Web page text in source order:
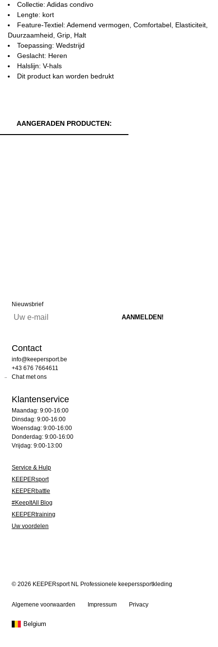
Collectie: Adidas condivo
Lengte: kort
Feature-Textiel: Ademend vermogen, Comfortabel, Elasticiteit,
Duurzaamheid, Grip, Halt
Toepassing: Wedstrijd
Geslacht: Heren
Halslijn: V-hals
Dit product kan worden bedrukt
AANGERADEN PRODUCTEN:
Nieuwsbrief
Contact
info@keepersport.be
+43 676 7664611
Chat met ons
Klantenservice
Maandag: 9:00-16:00
Dinsdag: 9:00-16:00
Woensdag: 9:00-16:00
Donderdag: 9:00-16:00
Vrijdag: 9:00-13:00
Service & Hulp
KEEPERsport
KEEPERbattle
#KeepItAll Blog
KEEPERtraining
Uw voordelen
© 2026 KEEPERsport NL Professionele keeperssportkleding
Algemene voorwaarden Impressum Privacy
Belgium